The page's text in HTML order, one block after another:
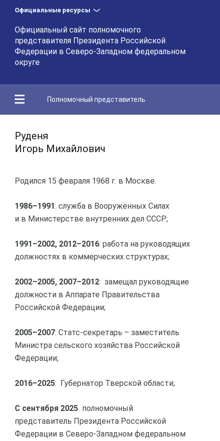
Официальные ресурсы
Официальный сайт полномочного
представителя Президента Российской
Федерации в Северо-Западном федеральном
округе
Полномочный представитель
Руденя
Игорь Михайлович
Родился 15 февраля 1968 г. в Москве.
1986–1991: служба в Вооружённых Силах
и в Министерстве внутренних дел СССР;
1991–2002, 2012–2016: работа на руководящих
должностях в коммерческих структурах;
2002–2005, 2007–2012: замещал руководящие
должности в Аппарате Правительства
Российской Федерации;
2005–2007: Статс-секретарь – заместитель
Министра сельского хозяйства Российской
Федерации;
2016–2025: Губернатор Тверской области;
С сентября 2025 полномочный
представитель Президента Российской
Федерации в Северо-Западном федеральном